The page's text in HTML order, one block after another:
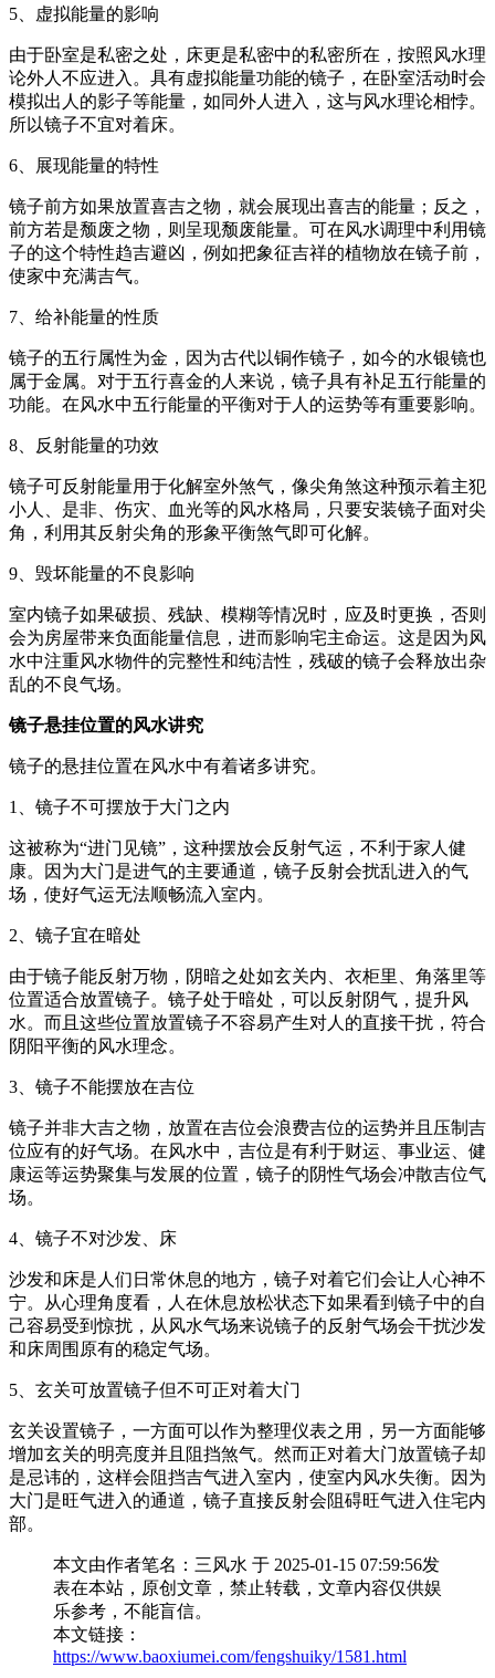
5、虚拟能量的影响
由于卧室是私密之处，床更是私密中的私密所在，按照风水理
论外人不应进入。具有虚拟能量功能的镜子，在卧室活动时会
模拟出人的影子等能量，如同外人进入，这与风水理论相悖。
所以镜子不宜对着床。
6、展现能量的特性
镜子前方如果放置喜吉之物，就会展现出喜吉的能量；反之，
前方若是颓废之物，则呈现颓废能量。可在风水调理中利用镜
子的这个特性趋吉避凶，例如把象征吉祥的植物放在镜子前，
使家中充满吉气。
7、给补能量的性质
镜子的五行属性为金，因为古代以铜作镜子，如今的水银镜也
属于金属。对于五行喜金的人来说，镜子具有补足五行能量的
功能。在风水中五行能量的平衡对于人的运势等有重要影响。
8、反射能量的功效
镜子可反射能量用于化解室外煞气，像尖角煞这种预示着主犯
小人、是非、伤灾、血光等的风水格局，只要安装镜子面对尖
角，利用其反射尖角的形象平衡煞气即可化解。
9、毁坏能量的不良影响
室内镜子如果破损、残缺、模糊等情况时，应及时更换，否则
会为房屋带来负面能量信息，进而影响宅主命运。这是因为风
水中注重风水物件的完整性和纯洁性，残破的镜子会释放出杂
乱的不良气场。
镜子悬挂位置的风水讲究
镜子的悬挂位置在风水中有着诸多讲究。
1、镜子不可摆放于大门之内
这被称为“进门见镜”，这种摆放会反射气运，不利于家人健
康。因为大门是进气的主要通道，镜子反射会扰乱进入的气
场，使好气运无法顺畅流入室内。
2、镜子宜在暗处
由于镜子能反射万物，阴暗之处如玄关内、衣柜里、角落里等
位置适合放置镜子。镜子处于暗处，可以反射阴气，提升风
水。而且这些位置放置镜子不容易产生对人的直接干扰，符合
阴阳平衡的风水理念。
3、镜子不能摆放在吉位
镜子并非大吉之物，放置在吉位会浪费吉位的运势并且压制吉
位应有的好气场。在风水中，吉位是有利于财运、事业运、健
康运等运势聚集与发展的位置，镜子的阴性气场会冲散吉位气
场。
4、镜子不对沙发、床
沙发和床是人们日常休息的地方，镜子对着它们会让人心神不
宁。从心理角度看，人在休息放松状态下如果看到镜子中的自
己容易受到惊扰，从风水气场来说镜子的反射气场会干扰沙发
和床周围原有的稳定气场。
5、玄关可放置镜子但不可正对着大门
玄关设置镜子，一方面可以作为整理仪表之用，另一方面能够
增加玄关的明亮度并且阻挡煞气。然而正对着大门放置镜子却
是忌讳的，这样会阻挡吉气进入室内，使室内风水失衡。因为
大门是旺气进入的通道，镜子直接反射会阻碍旺气进入住宅内
部。
本文由作者笔名：三风水 于 2025-01-15 07:59:56发
表在本站，原创文章，禁止转载，文章内容仅供娱
乐参考，不能盲信。
本文链接：
https://www.baoxiumei.com/fengshuiky/1581.html